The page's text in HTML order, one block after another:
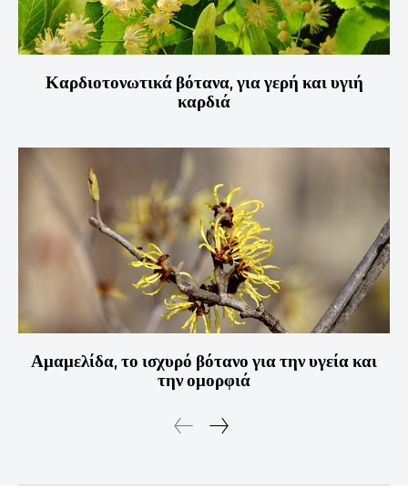
Καρδιοτονωτικά βότανα, για γερή και υγιή
καρδιά
Αμαμελίδα, το ισχυρό βότανο για την υγεία και
την ομορφιά